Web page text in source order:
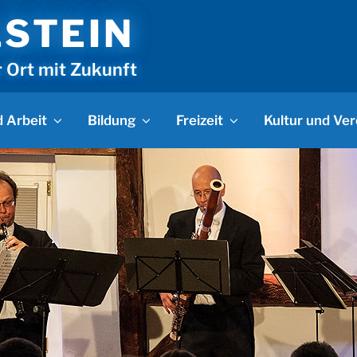
Ort mit Zukunft
Arbeit Bildung Freizeit Kultur und